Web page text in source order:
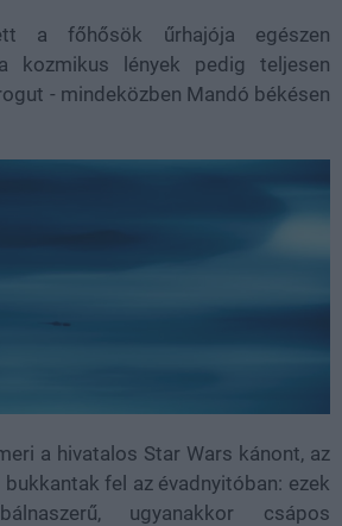
a főhősök űrhajója egészen
kozmikus lények pedig teljesen
- mindeközben Mandó békésen
a hivatalos Star Wars kánont, az
fel az évadnyitóban: ezek
ugyanakkor csápos